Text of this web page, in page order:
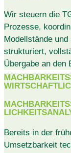
Wir steuern die
Prozesse,
Modellstände
strukturiert,
Übergabe an den
Bereits in der
Umsetzbarkeit